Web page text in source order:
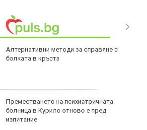
Алтернативни методи за справяне с
болката в кръста
Преместването на психиатричната
болница в Курило отново е пред
изпитание